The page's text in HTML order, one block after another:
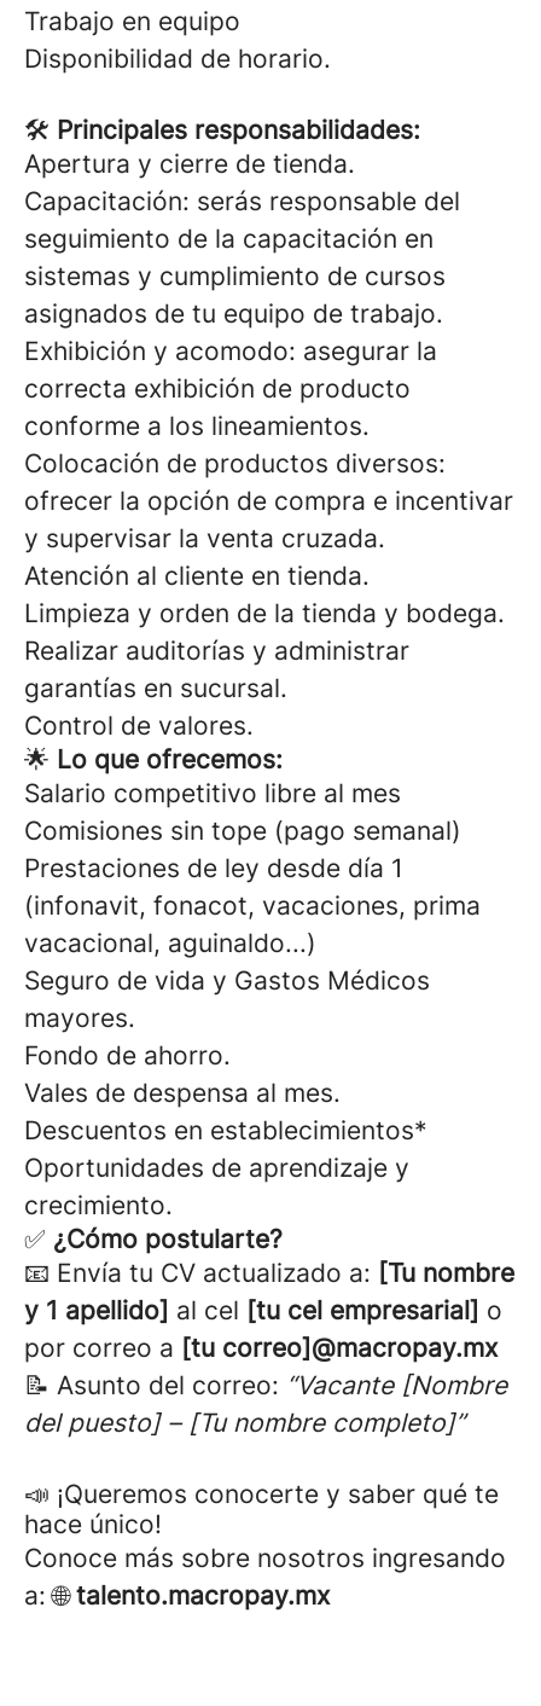
Trabajo en equipo
Disponibilidad de horario.
🛠 Principales responsabilidades:
Apertura y cierre de tienda.
Capacitación: serás responsable del
seguimiento de la capacitación en
sistemas y cumplimiento de cursos
asignados de tu equipo de trabajo.
Exhibición y acomodo: asegurar la
correcta exhibición de producto
conforme a los lineamientos.
Colocación de productos diversos:
ofrecer la opción de compra e incentivar
y supervisar la venta cruzada.
Atención al cliente en tienda.
Limpieza y orden de la tienda y bodega.
Realizar auditorías y administrar
garantías en sucursal.
Control de valores.
🌟 Lo que ofrecemos:
Salario competitivo libre al mes
Comisiones sin tope (pago semanal)
Prestaciones de ley desde día 1
(infonavit, fonacot, vacaciones, prima
vacacional, aguinaldo...)
Seguro de vida y Gastos Médicos
mayores.
Fondo de ahorro.
Vales de despensa al mes.
Descuentos en establecimientos*
Oportunidades de aprendizaje y
crecimiento.
✅ ¿Cómo postularte?
📧 Envía tu CV actualizado a: [Tu nombre
y 1 apellido] al cel [tu cel empresarial] o
por correo a [tu correo]@macropay.mx
📝 Asunto del correo: “Vacante [Nombre
del puesto] – [Tu nombre completo]”
📣 ¡Queremos conocerte y saber qué te
hace único!
Conoce más sobre nosotros ingresando
a: 🌐talento.macropay.mx